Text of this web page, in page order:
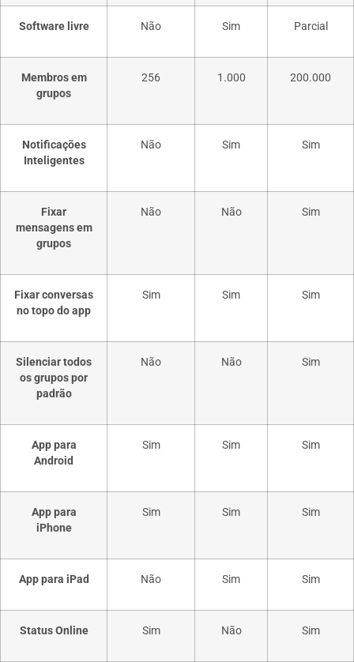
Software livre Não Sim Parcial
Membros em
grupos
256 1.000 200.000
Notificações
Inteligentes
Não Sim Sim
Fixar
mensagens em
grupos
Não Não Sim
Fixar conversas
no topo do app
Sim Sim Sim
Silenciar todos
os grupos por
padrão
Não Não Sim
App para
Android
Sim Sim Sim
App para
iPhone
Sim Sim Sim
App para iPad Não Sim Sim
Status Online Sim Não Sim